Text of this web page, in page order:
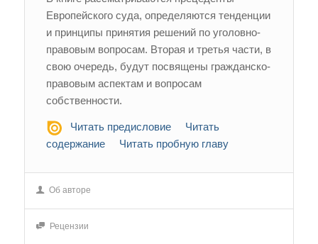
Европейского суда, определяются тенденции
и принципы принятия решений по уголовно-
правовым вопросам. Вторая и третья части, в
свою очередь, будут посвящены гражданско-
правовым аспектам и вопросам
собственности.
Читать предисловие
Читать
содержание
Читать пробную главу
Об авторе
Рецензии